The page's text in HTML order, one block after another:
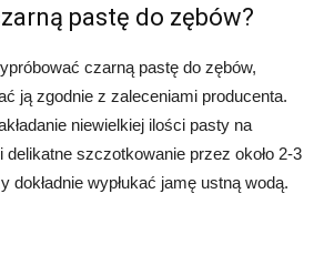
pastę do zębów?
czarną pastę do zębów,
ją zgodnie z zaleceniami producenta.
niewielkiej ilości pasty na
szczotkowanie przez około 2-3
dokładnie wypłukać jamę ustną wodą.